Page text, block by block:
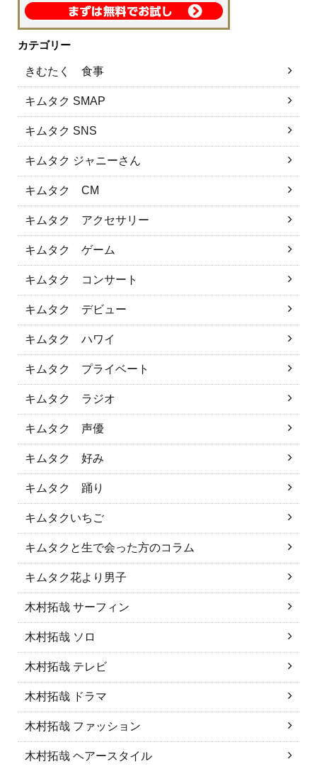
カテゴリー
きむたく 食事
キムタク SMAP
キムタク SNS
キムタク ジャニーさん
キムタク CM
キムタク アクセサリー
キムタク ゲーム
キムタク コンサート
キムタク デビュー
キムタク ハワイ
キムタク プライベート
キムタク ラジオ
キムタク 声優
キムタク 好み
キムタク 踊り
キムタクいちご
キムタクと生で会った方のコラム
キムタク花より男子
木村拓哉 サーフィン
木村拓哉 ソロ
木村拓哉 テレビ
木村拓哉 ドラマ
木村拓哉 ファッション
木村拓哉 ヘアースタイル